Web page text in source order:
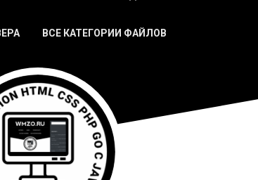
МОБИЛЬНЫХ
ИГР
HTML5
ИГРЫ
СКРИПТЫ
WEB
HTML5
ВСЕ КАТЕГОРИИ ФАЙЛОВ